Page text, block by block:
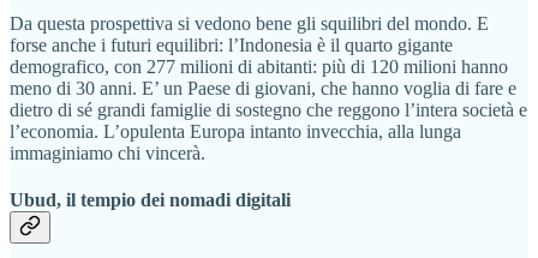
Da questa prospettiva si vedono bene gli squilibri del mondo. E
forse anche i futuri equilibri: l’Indonesia è il quarto gigante
demografico, con 277 milioni di abitanti: più di 120 milioni hanno
meno di 30 anni. E’ un Paese di giovani, che hanno voglia di fare e
dietro di sé grandi famiglie di sostegno che reggono l’intera società e
l’economia. L’opulenta Europa intanto invecchia, alla lunga
immaginiamo chi vincerà.
Ubud, il tempio dei nomadi digitali